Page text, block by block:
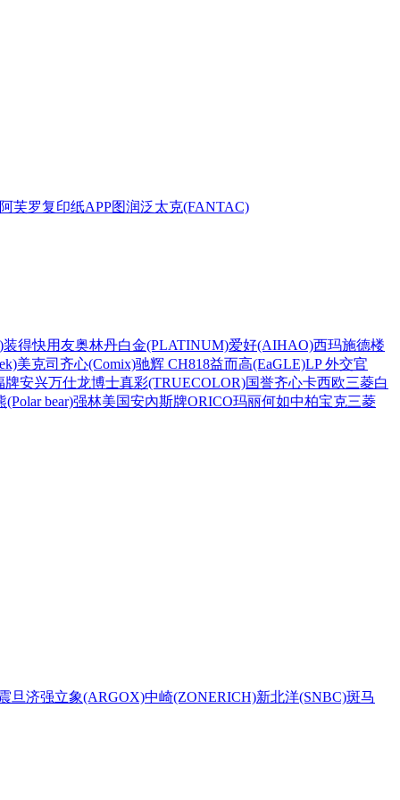
阿芙罗复印纸APP图润泛太克(FANTAC)
装得快用友奥林丹白金(PLATINUM)爱好(AIHAO)西玛施德楼
美克司 齐心(Comix)驰辉 CH818益而高(EaGLE)LP 外交官
牌安兴万仕龙博士真彩(TRUECOLOR)国誉齐心卡西欧三菱白
(Polar bear)强林美国安內斯牌ORICO玛丽何如中柏宝克三菱
旦济强立象(ARGOX)中崎(ZONERICH)新北洋(SNBC)斑马